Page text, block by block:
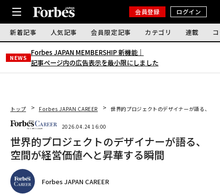
会員登録 ログイン
新着記事 人気記事 会員限定記事 カテゴリ 連載
NEWS
Forbes JAPAN MEMBERSHIP 新機能｜
記事ページ内の広告表示を最小限にしました
トップ Forbes JAPAN CAREER 世界的プロジェクトのデザイナーが語る、空
2026.04.24 16:00
世界的プロジェクトのデザイナーが語る、
空間が経営価値へと昇華する瞬間
Forbes JAPAN CAREER